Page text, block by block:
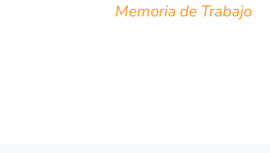
Memoria de Trabajo